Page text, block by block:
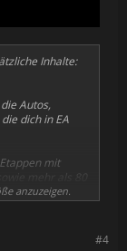
Inhalte:
Autos,
dich in EA
mit
mehr als 80
Das
und
anzuzeigen.
#4